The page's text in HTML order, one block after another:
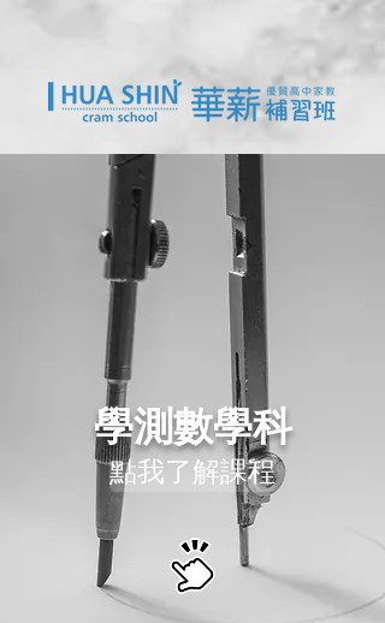
學測數學科
點我了解課程